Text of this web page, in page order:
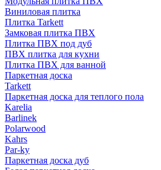
Виниловая плитка
Плитка Tarkett
Замковая плитка ПВХ
Плитка ПВХ под дуб
ПВХ плитка для кухни
Плитка ПВХ для ванной
Паркетная доска
Tarkett
Паркетная доска для теплого пола
Karelia
Barlinek
Polarwood
Kahrs
Par-ky
Паркетная доска дуб